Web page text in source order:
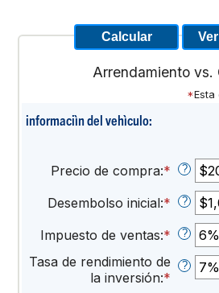
Arrendamiento vs.
*Esta
informaciìn del vehìculo:
Precio de compra:* Ingrese
monto
entre
$1,000
?
Desembolso inicial:* Ingrese
monto
entre
$0
?
Impuesto de ventas:* Ingrese
monto
entre
?
Tasa de rendimiento de
la inversión:* Ingrese
?